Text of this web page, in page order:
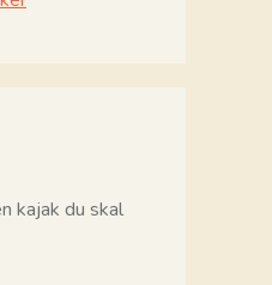
kajak du skal